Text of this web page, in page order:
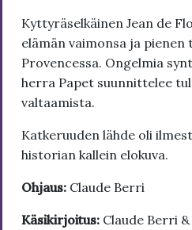
Kyttyräselkäinen Jean de
elämän vaimonsa ja
Provencessa. Ongelmia
herra Papet suunnittelee
valtaamista.
Katkeruuden lähde oli
historian kallein elokuva.
Ohjaus: Claude Berri
Käsikirjoitus: Claude Berri